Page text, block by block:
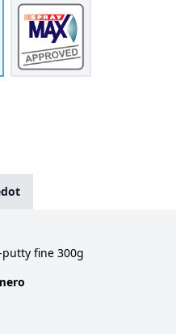
putty fine 300g